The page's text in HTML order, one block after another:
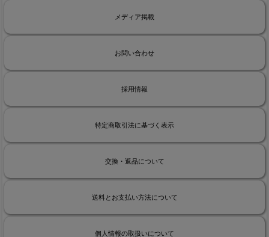
メディア掲載
お問い合わせ
採用情報
特定商取引法に基づく表示
交換・返品について
送料とお支払い方法について
個人情報の取扱いについて